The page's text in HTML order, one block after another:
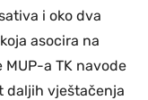
i oko dva
asocira na
a TK navode
daljih vještačenja